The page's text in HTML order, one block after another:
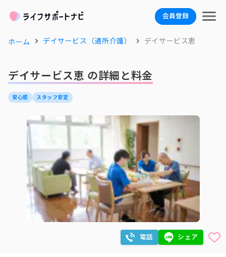
会員登録
ホーム デイサービス（通所介護） デイサービス恵
デイサービス恵 の詳細と料金
安心感 スタッフ安定
電話 シェア